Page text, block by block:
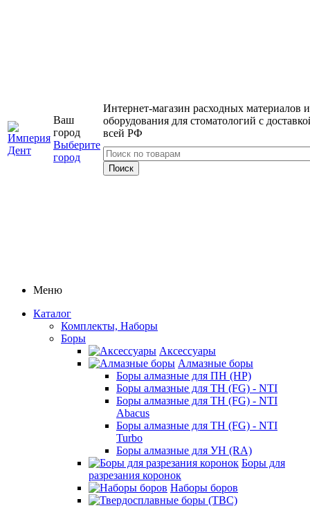
Ваш
город
Выберите
город
Интернет-магазин расходных материалов и
оборудования для стоматологий с
всей РФ
Меню
Каталог
Комплекты, Наборы
Боры
Аксессуары
Алмазные боры
Боры алмазные для ПН (HP)
Боры алмазные для ТН (FG) - NTI
Боры алмазные для ТН (FG) - NTI
Abacus
Боры алмазные для ТН (FG) - NTI
Turbo
Боры алмазные для УН (RA)
Боры для
разрезания коронок
Наборы боров